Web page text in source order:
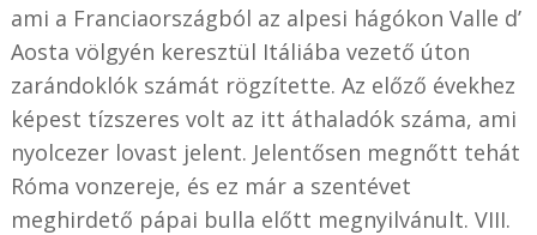
ami a Franciaországból az alpesi hágókon Valle d’
Aosta völgyén keresztül Itáliába vezető úton
zarándoklók számát rögzítette. Az előző évekhez
képest tízszeres volt az itt áthaladók száma, ami
nyolcezer lovast jelent. Jelentősen megnőtt tehát
Róma vonzereje, és ez már a szentévet
meghirdető pápai bulla előtt megnyilvánult. VIII.